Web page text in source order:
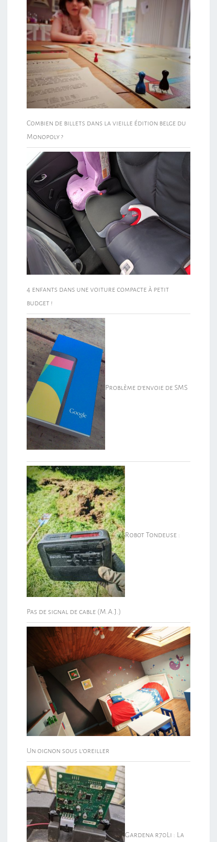
Combien de billets dans la vieille édition belge du
Monopoly ?
4 enfants dans une voiture compacte à petit
budget !
Problème d’envoie de SMS
Robot Tondeuse :
Pas de signal de cable (M.A.J.)
Un oignon sous l’oreiller
Gardena r70Li : La